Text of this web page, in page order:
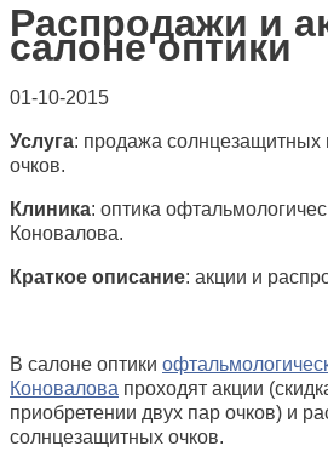
Распродажи и
салоне оптики
01-10-2015
Услуга: продажа солнцезащитных
очков.
Клиника: оптика
Коновалова.
Краткое описание: акции и
В салоне оптики
Коновалова проходят акции
приобретении двух пар очков) и
солнцезащитных очков.